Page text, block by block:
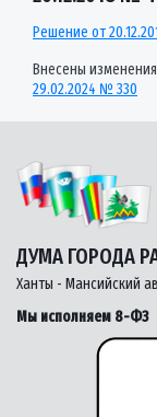
Решение от
Внесены
29.02.2024 № 330
ДУМА ГОРОДА
Ханты - Мансийский
Мы исполняем 8-ФЗ